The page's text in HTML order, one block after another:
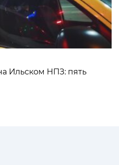
Ильском НПЗ: пять